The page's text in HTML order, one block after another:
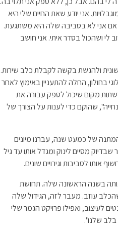
אני יודע שאת החיים שלי היא
אם אני לא בסביבה שלה היא משתגעת.
ושהכול בסדר איתי. אני חושב
ולהגשת בקשה לקבלת כלב שירות.
בחולון, החלה להתעניין באימוץ לאחר
מקום שיכול לספק עבורה את
שהוקם כדי לענות על הצורך של
של כמעט שנה, עברנו מיונים
מסיים לינוק ומגדל אותו עד גיל
לסביבות וגירויים שונים.
אותה בשנה הראשונה שלה. תחושת
עוזב. מעבר לזה, הגידול שלה
לעיצוב, ואפילו פרויקט הגמר שלי
שלנו".